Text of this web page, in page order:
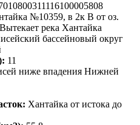
№10359, в 2к В от оз.
река Хантайка
бассейновый округ
11
ниже впадения Нижней
Хантайка от истока до